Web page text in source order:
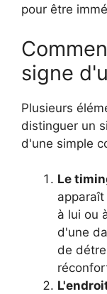
pour être
signe
Plusieurs
distinguer un
d'une simple
Le
à lui ou
d'une
de